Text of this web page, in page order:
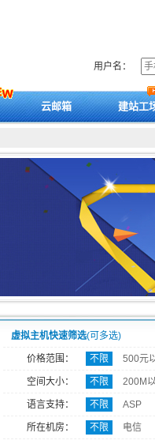
用户名：
云邮箱 建站工
虚拟主机快速筛选(可多选)
价格范围： 不限 500元
空间大小： 不限 200M
语言支持： 不限 ASP
所在机房： 不限 电信